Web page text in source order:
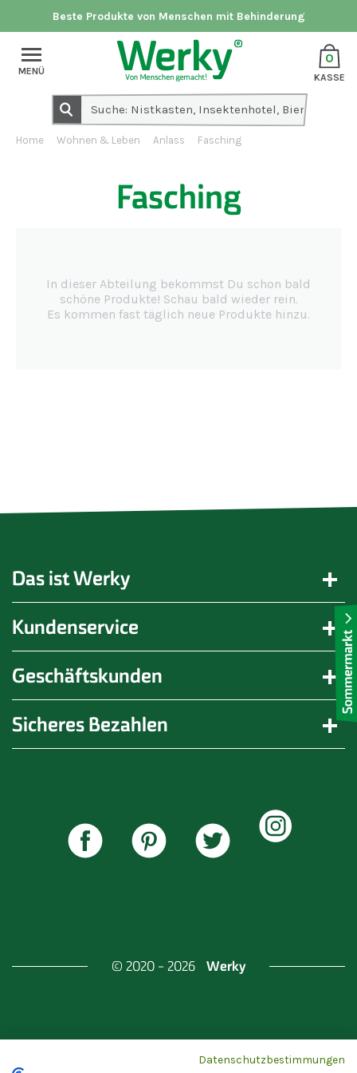
Beste Produkte von Menschen mit Behinderung
0
KASSE
MENÜ
Home Wohnen & Leben Anlass Fasching
Fasching
In dieser Abteilung bekommst Du schon bald
schöne Produkte! Schau bald wieder rein.
Es kommen fast täglich neue Produkte hinzu.
Das ist Werky
Kundenservice
Geschäftskunden
Sicheres Bezahlen
© 2020 - 2026 Werky
Datenschutzbestimmungen